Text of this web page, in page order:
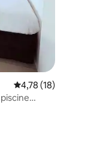
Évaluation moyenne
4,78 (18)